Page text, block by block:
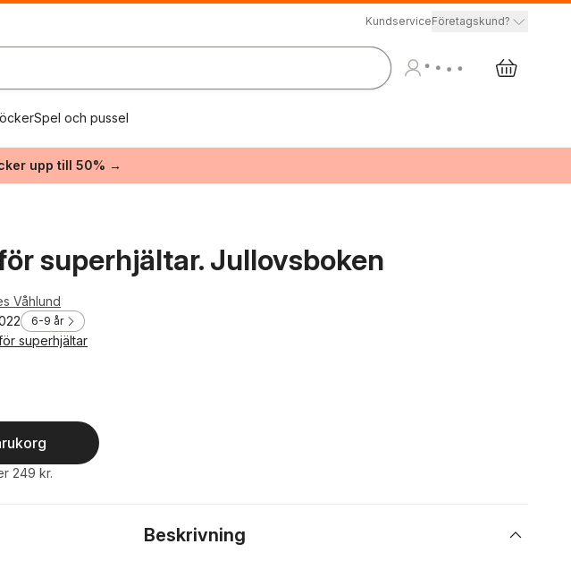
KundserviceFöretagskund?
Spel och pussel
upp till 50% →
superhjältar. Jullovsboken
Våhlund
6-9 år
superhjältar
antal röster:
249 kr.
Beskrivning